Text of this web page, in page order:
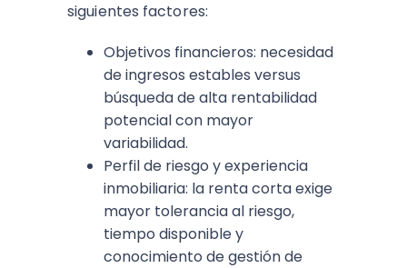
siguientes factores:
Objetivos financieros: necesidad
de ingresos estables versus
búsqueda de alta rentabilidad
potencial con mayor
variabilidad.​
Perfil de riesgo y experiencia
inmobiliaria: la renta corta exige
mayor tolerancia al riesgo,
tiempo disponible y
conocimiento de gestión de